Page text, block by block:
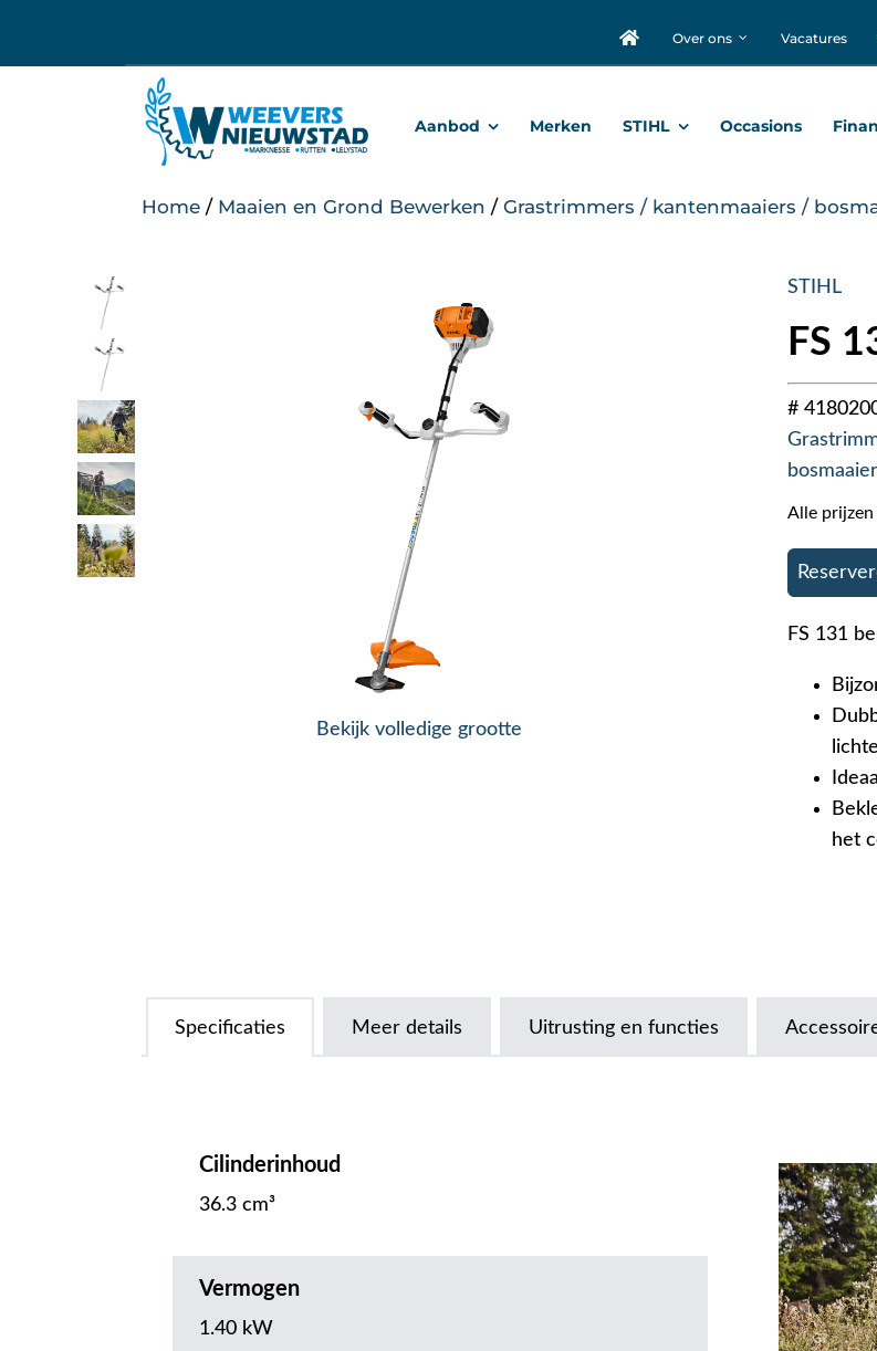
Over ons Vacatures
Aanbod Merken STIHL Occasions
Home / Maaien en Grond Bewerken / Grastrimmers / kantenmaaiers /
Bekijk volledige grootte
STIHL
FS
#
Alle
FS 131
het
Specificaties Meer details Uitrusting en functies
Cilinderinhoud
36.3 cm³
Vermogen
1.40 kW